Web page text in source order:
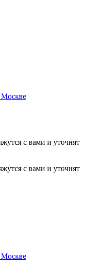
Москве
с вами и уточнят
с вами и уточнят
Москве